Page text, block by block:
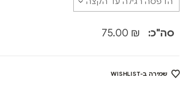
סה"כ: ₪
שמירה ב-WISHLIST